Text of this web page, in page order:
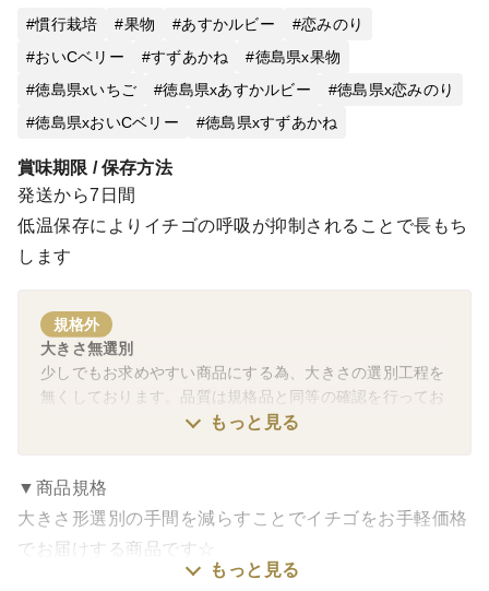
慣行栽培 果物 あすかルビー
恋みのり
おいCベリー
すずあかね
徳島県x果物
徳島県xいちご
徳島県xあすかルビー
徳島県x恋みのり
徳島県xおいCベリー
徳島県xすずあかね
賞味期限 / 保存方法
発送から7日間
低温保存によりイチゴの呼吸が抑制されることで長もち
します
規格外
大きさ無選別
少しでもお求めやすい商品にする為、大きさの選別工程を
無くしております。品質は規格品と同等の確認を行ってお
もっと見る
▼商品規格
大きさ形選別の手間を減らすことでイチゴをお手軽価格
でお届けする商品です☆
恋みのりは大きく酸味控えめの食べ応えのある品種⭐️
もっと見る